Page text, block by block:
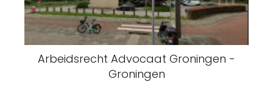
Arbeidsrecht Advocaat Groningen -
Groningen